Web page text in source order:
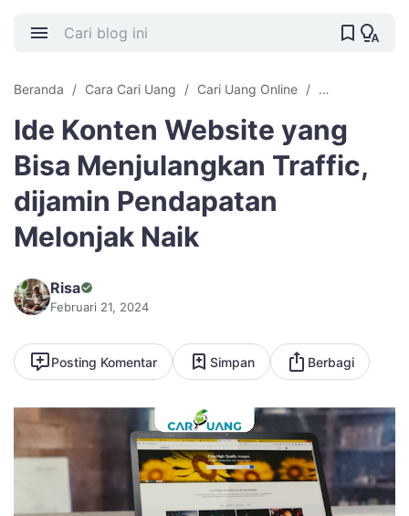
Beranda Cara Cari Uang Cari Uang Online Ide Konten
Ide Konten Website yang
Bisa Menjulangkan Traffic,
dijamin Pendapatan
Melonjak Naik
Risa
Februari 21, 2024
Posting Komentar Simpan Berbagi